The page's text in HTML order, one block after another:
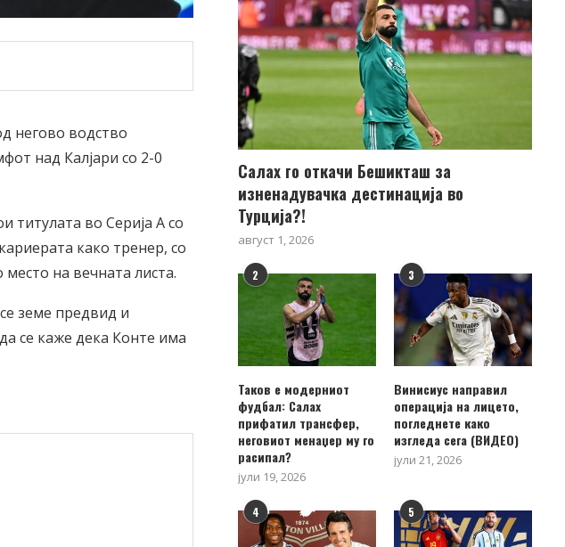
негово водство
над Калјари со 2-0
титулата во Серија А со
како тренер, со
на вечната листа.
земе предвид и
се каже дека Конте има
Салах го откачи Бешикташ за
изненадувачка дестинација во
Турција?!
август 1, 2026
2
Таков е модерниот
фудбал: Салах
прифатил трансфер,
неговиот менаџер му го
расипал?
јули 19, 2026
3
Винисиус направил
операција на лицето,
погледнете како
изгледа сега (ВИДЕО)
јули 21, 2026
4 5